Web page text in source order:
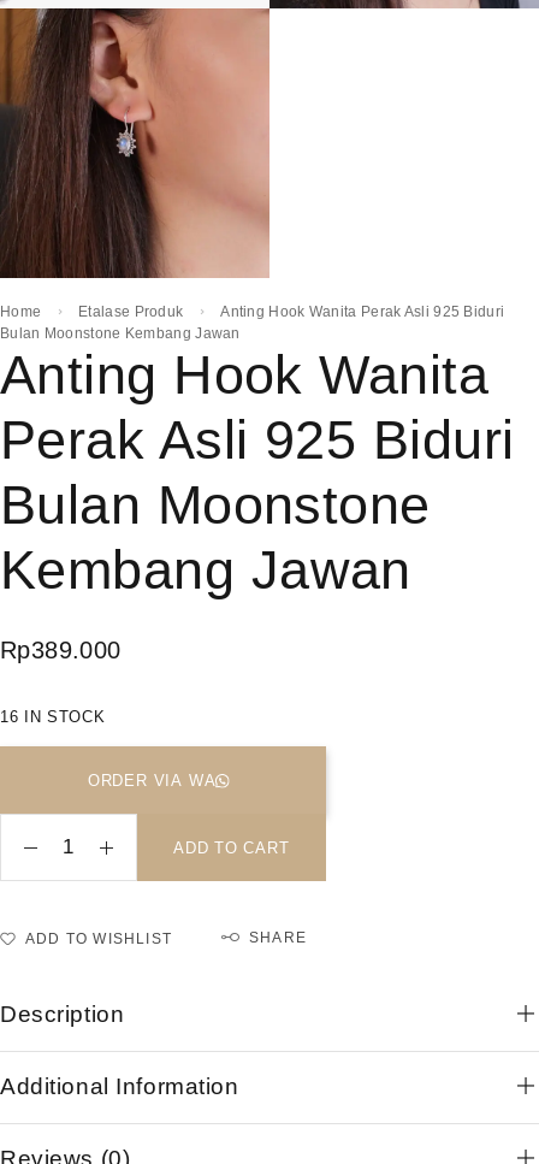
Home Etalase Produk
Anting Hook Wanita Perak Asli 925 Biduri
Bulan Moonstone Kembang Jawan
Anting Hook Wanita
Perak Asli 925 Biduri
Bulan Moonstone
Kembang Jawan
Rp389.000
16 IN STOCK
ORDER VIA WA
ADD TO CART
ADD TO WISHLIST SHARE
Description
Additional Information